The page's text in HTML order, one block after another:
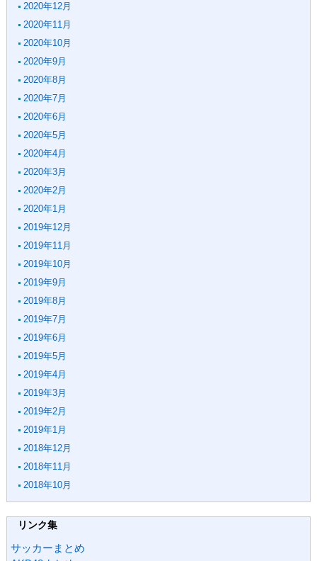
2020年12月
2020年11月
2020年10月
2020年9月
2020年8月
2020年7月
2020年6月
2020年5月
2020年4月
2020年3月
2020年2月
2020年1月
2019年12月
2019年11月
2019年10月
2019年9月
2019年8月
2019年7月
2019年6月
2019年5月
2019年4月
2019年3月
2019年2月
2019年1月
2018年12月
2018年11月
2018年10月
リンク集
サッカーまとめ